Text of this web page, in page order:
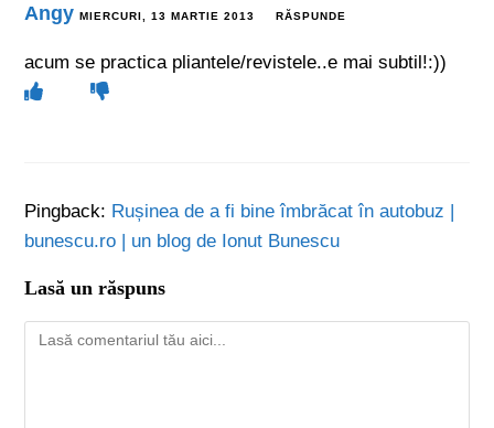
Angy MIERCURI, 13 MARTIE 2013 RĂSPUNDE
acum se practica pliantele/revistele..e mai subtil!:))
Pingback: Rușinea de a fi bine îmbrăcat în autobuz |
bunescu.ro | un blog de Ionut Bunescu
Lasă un răspuns